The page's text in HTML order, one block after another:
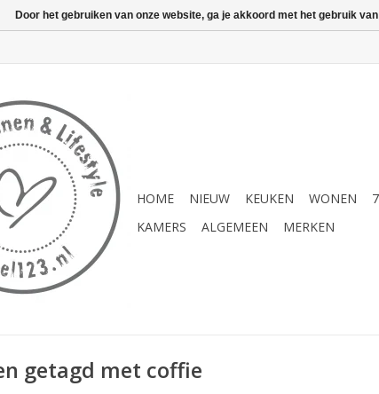
HOME NIEUW KEUKEN WONEN
KAMERS
ALGEMEEN MERKEN
getagd met coffie
Door het gebruiken van onze website, ga je akkoord met het gebruik